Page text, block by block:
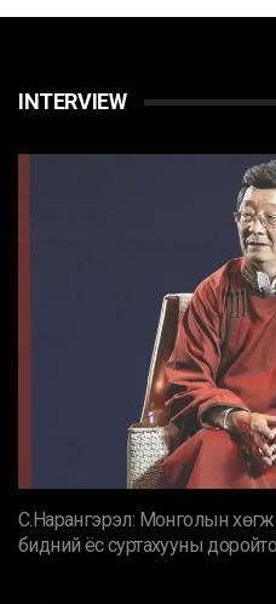
INTERVIEW
С.Нарангэрэл: Монголын
бидний ёс суртахууны